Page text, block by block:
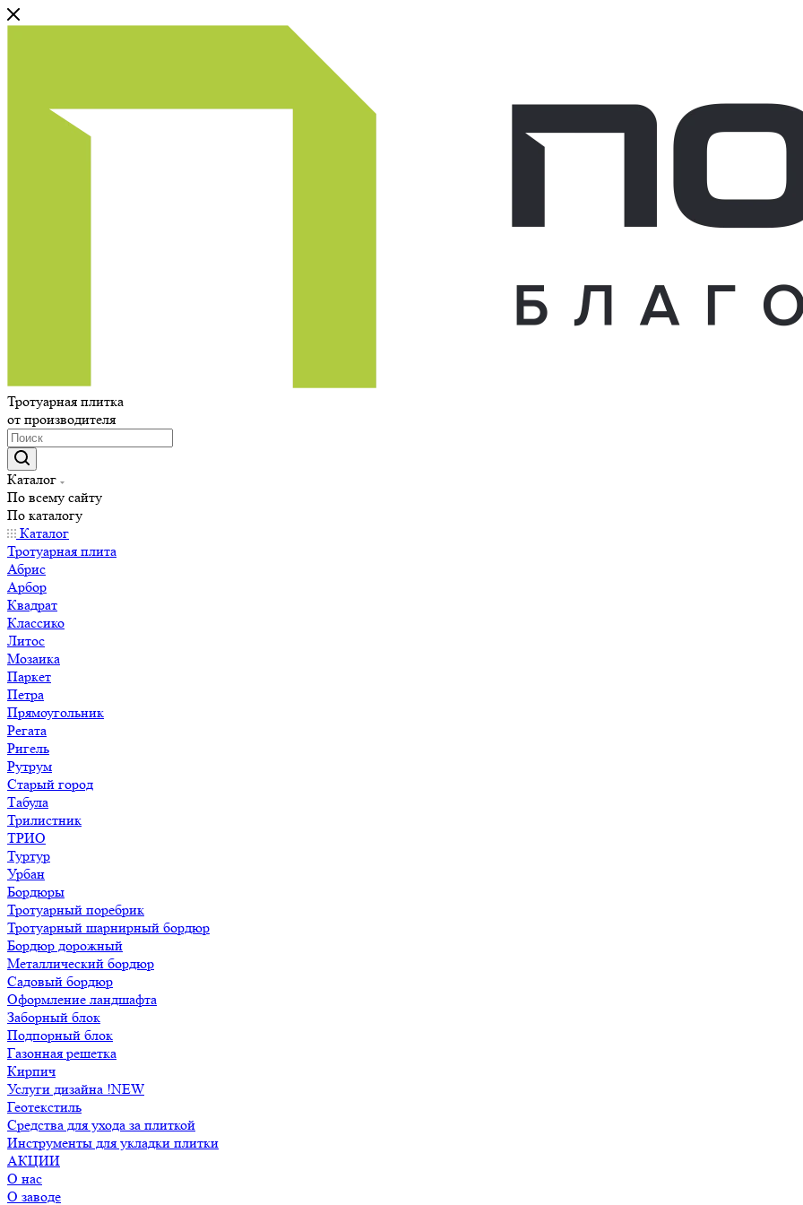
Тротуарная плитка
от производителя
Каталог
По всему сайту
По каталогу
Каталог
Тротуарная плита
Абрис
Арбор
Квадрат
Классико
Литос
Мозаика
Паркет
Петра
Прямоугольник
Регата
Ригель
Рутрум
Старый город
Табула
Трилистник
ТРИО
Туртур
Урбан
Бордюры
Тротуарный поребрик
Тротуарный шарнирный бордюр
Бордюр дорожный
Металлический бордюр
Садовый бордюр
Оформление ландшафта
Заборный блок
Подпорный блок
Газонная решетка
Кирпич
Услуги дизайна !NEW
Геотекстиль
Средства для ухода за плиткой
Инструменты для укладки плитки
АКЦИИ
О нас
О заводе